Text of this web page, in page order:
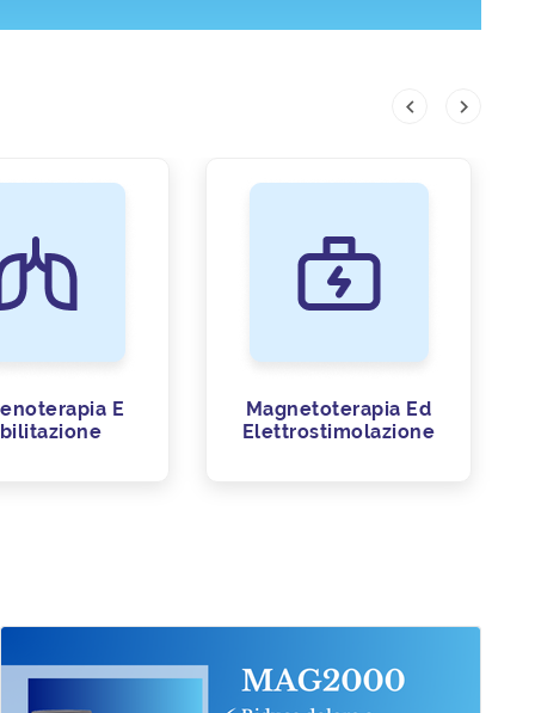


E
Magnetoterapia Ed
Elettrostimolazione